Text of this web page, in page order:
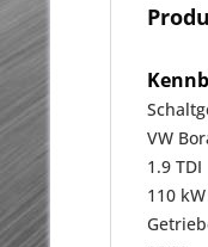
VW
1.9 TDI
110